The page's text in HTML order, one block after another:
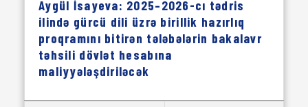
Aygül İsayeva: 2025–2026-cı tədris
ilində gürcü dili üzrə birillik hazırlıq
proqramını bitirən tələbələrin bakalavr
təhsili dövlət hesabına
maliyyələşdiriləcək